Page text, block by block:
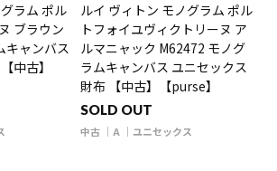
ラム ポル
ブラウン
キャンバス
中古】
ルイ ヴィトン モノグラム ポル
トフォイユヴィクトリーヌ ア
ルマニャック M62472 モノグ
ラムキャンバス ユニセックス
財布 【中古】【purse】
SOLD OUT
中古 A ユニセックス